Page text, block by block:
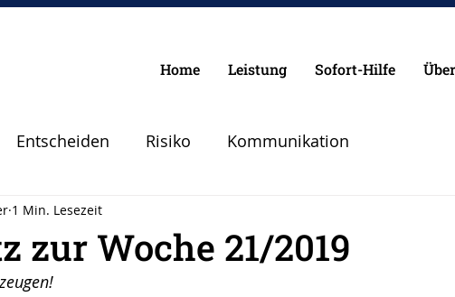
Home Leistung Sofort-Hilfe
Entscheiden Risiko Kommunikation
Chancen
Planen Vorbereiten
zur Woche 21/2019
1 Min. Lesezeit